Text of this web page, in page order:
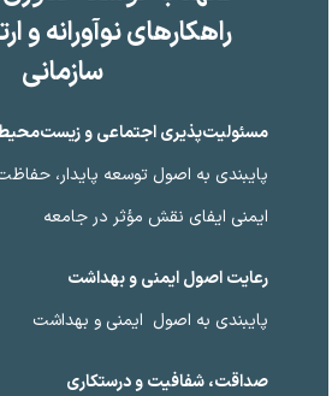
راهکارهای نوآورانه و
سازمانی
مسئولیت‌پذیری اجتماعی و
پایبندی به اصول توسعه پایدار،
ایمنی ایفای نقش مؤثر در جامعه
رعایت اصول ایمنی و بهداشت
پایبندی به اصول ایمنی و بهداشت
صداقت، شفافیت و درستکاری